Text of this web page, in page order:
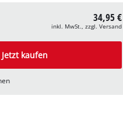
34,95 €
inkl. MwSt., zzgl. Versand
Jetzt kaufen